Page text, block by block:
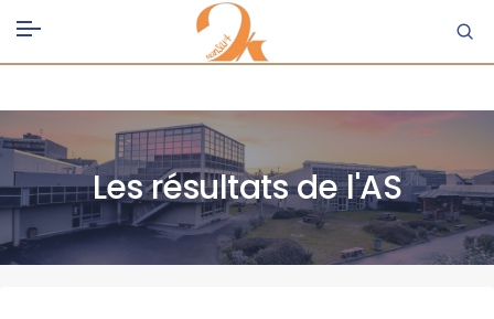
Les résultats de l'AS